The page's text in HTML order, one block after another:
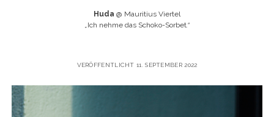
Huda @ Mauritius Viertel
Ich nehme das Schoko-Sorbet.“
VERÖFFENTLICHT 11. SEPTEMBER 2022